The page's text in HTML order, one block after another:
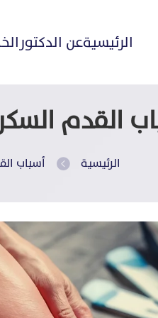
الرئيسيةعن الدكتور
القدم
الرئيسية  أسباب